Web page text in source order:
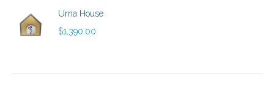
Urna House
$1,390.00